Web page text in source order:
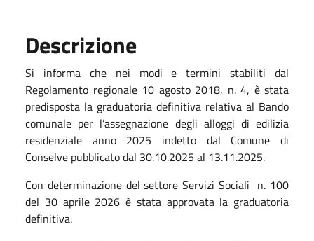
Descrizione
Si informa che nei modi e termini stabiliti dal
Regolamento regionale 10 agosto 2018, n. 4, è stata
predisposta la graduatoria definitiva relativa al Bando
comunale per l’assegnazione degli alloggi di edilizia
residenziale anno 2025 indetto dal Comune di
Conselve pubblicato dal 30.10.2025 al 13.11.2025.
Con determinazione del settore Servizi Sociali n. 100
del 30 aprile 2026 è stata approvata la graduatoria
definitiva.